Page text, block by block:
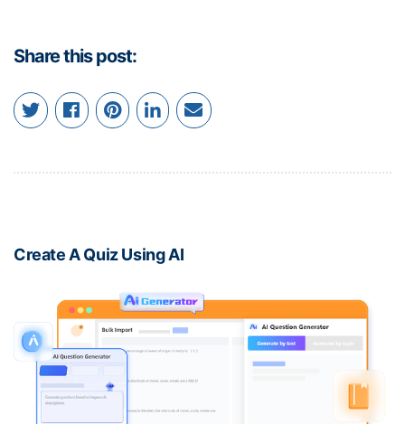
Share this post:
Create A Quiz Using AI